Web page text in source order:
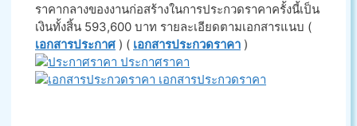
ราคากลางของงานก่อสร้างในการประกวดราคาครั้งนี้เป็น
เงินทั้งสิ้น 593,600 บาท รายละเอียดตามเอกสารแนบ (
เอกสารประกาศ ) ( เอกสารประกวดราคา )
ประกาศราคา
เอกสารประกวดราคา